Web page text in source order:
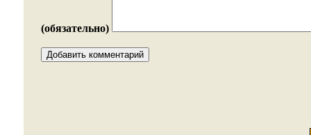
(обязательно)